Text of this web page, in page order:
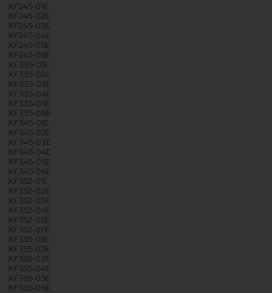
KF245-01E
KF245-02E
KF245-03E
KF245-04E
KF245-05E
KF245-06E
KF335-01E
KF335-02E
KF335-03E
KF335-04E
KF335-05E
KF335-06E
KF345-01E
KF345-02E
KF345-03E
KF345-04E
KF345-05E
KF345-06E
KF352-01E
KF352-02E
KF352-03E
KF352-04E
KF352-05E
KF352-06E
KF355-01E
KF355-02E
KF355-03E
KF355-04E
KF355-05E
KF355-06E